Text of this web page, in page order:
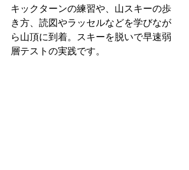
キックターンの練習や、山スキーの歩
き方、読図やラッセルなどを学びなが
ら山頂に到着。スキーを脱いで早速弱
層テストの実践です。